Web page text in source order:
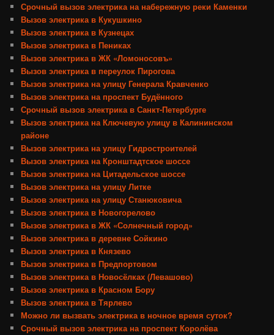
Срочный вызов электрика на набережную реки Каменки
Вызов электрика в Кукушкино
Вызов электрика в Кузнецах
Вызов электрика в Пениках
Вызов электрика в ЖК «Ломоносовъ»
Вызов электрика в переулок Пирогова
Вызов электрика на улицу Генерала Кравченко
Вызов электрика на проспект Будённого
Срочный вызов электрика в Санкт-Петербурге
Вызов электрика на Ключевую улицу в Калининском
районе
Вызов электрика на улицу Гидростроителей
Вызов электрика на Кронштадтское шоссе
Вызов электрика на Цитадельское шоссе
Вызов электрика на улицу Литке
Вызов электрика на улицу Станюковича
Вызов электрика в Новогорелово
Вызов электрика в ЖК «Солнечный город»
Вызов электрика в деревне Сойкино
Вызов электрика в Князево
Вызов электрика в Предпортовом
Вызов электрика в Новосёлках (Левашово)
Вызов электрика в Красном Бору
Вызов электрика в Тярлево
Можно ли вызвать электрика в ночное время суток?
Срочный вызов электрика на проспект Королёва